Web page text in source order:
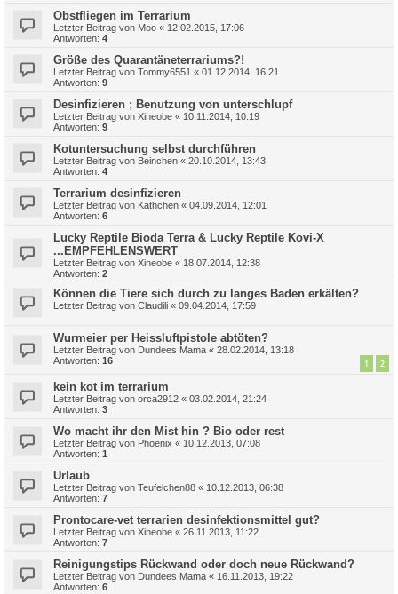
Obstfliegen im Terrarium
Letzter Beitrag von Moo « 12.02.2015, 17:06
Antworten: 4
Größe des Quarantäneterrariums?!
Letzter Beitrag von Tommy6551 « 01.12.2014, 16:21
Antworten: 9
Desinfizieren ; Benutzung von unterschlupf
Letzter Beitrag von Xineobe « 10.11.2014, 10:19
Antworten: 9
Kotuntersuchung selbst durchführen
Letzter Beitrag von Beinchen « 20.10.2014, 13:43
Antworten: 4
Terrarium desinfizieren
Letzter Beitrag von Käthchen « 04.09.2014, 12:01
Antworten: 6
Lucky Reptile Bioda Terra & Lucky Reptile Kovi-X
...EMPFEHLENSWERT
Letzter Beitrag von Xineobe « 18.07.2014, 12:38
Antworten: 2
Können die Tiere sich durch zu langes Baden erkälten?
Letzter Beitrag von Claudili « 09.04.2014, 17:59
Wurmeier per Heissluftpistole abtöten?
Letzter Beitrag von Dundees Mama « 28.02.2014, 13:18
Antworten: 16 1 2
kein kot im terrarium
Letzter Beitrag von orca2912 « 03.02.2014, 21:24
Antworten: 3
Wo macht ihr den Mist hin ? Bio oder rest
Letzter Beitrag von Phoenix « 10.12.2013, 07:08
Antworten: 1
Urlaub
Letzter Beitrag von Teufelchen88 « 10.12.2013, 06:38
Antworten: 7
Prontocare-vet terrarien desinfektionsmittel gut?
Letzter Beitrag von Xineobe « 26.11.2013, 11:22
Antworten: 7
Reinigungstips Rückwand oder doch neue Rückwand?
Letzter Beitrag von Dundees Mama « 16.11.2013, 19:22
Antworten: 6